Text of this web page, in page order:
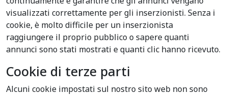
visualizzati correttamente per gli inserzionisti. Senza i
cookie, è molto difficile per un inserzionista
raggiungere il proprio pubblico o sapere quanti
annunci sono stati mostrati e quanti clic hanno ricevuto.
Cookie di terze parti
Alcuni cookie impostati sul nostro sito web non sono